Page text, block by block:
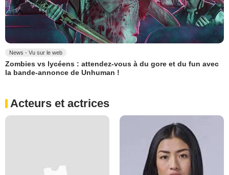
News - Vu sur le web
Zombies vs lycéens : attendez-vous à du gore et du fun avec
la bande-annonce de Unhuman !
Acteurs et actrices